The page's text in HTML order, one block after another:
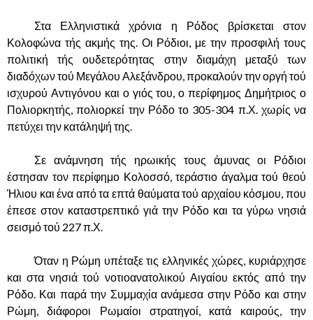
Στα Ελληνιστικά χρόνια η Ρόδος βρίσκεται στον
Κολοφώνα τής ακμής της. Οι Ρόδιοι, με την προσφιλή τους
πολιτική τής ουδετερότητας στην διαμάχη μεταξύ των
διαδόχων τού Μεγάλου Αλεξάνδρου, προκαλούν την οργή τού
ισχυρού Αντιγόνου και ο γιός του, ο περίφημος Δημήτριος ο
Πολιορκητής, πολιορκεί την Ρόδο το 305-304 π.Χ. χωρίς να
πετύχει την κατάληψή της.
Σε ανάμνηση τής ηρωικής τους άμυνας οι Ρόδιοι
έστησαν τον περίφημο Κολοσσό, τεράστιο άγαλμα τού θεού
Ήλιου και ένα από τα επτά θαύματα τού αρχαίου κόσμου, που
έπεσε στον καταστρεπτικό γιά την Ρόδο και τα γύρω νησιά
σεισμό τού 227 π.Χ.
……….Όταν η Ρώμη υπέταξε τις ελληνικές χώρες, κυριάρχησε
και στα νησιά τού νοτιοανατολικού Αιγαίου εκτός από την
Ρόδο. Και παρά την Συμμαχία ανάμεσα στην Ρόδο και στην
Ρώμη, διάφοροι Ρωμαίοι στρατηγοί, κατά καιρούς, την